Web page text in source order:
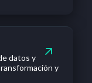
datos y
y